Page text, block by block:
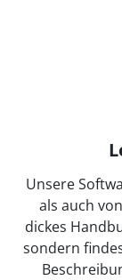
Unsere
als auch
dickes
sondern